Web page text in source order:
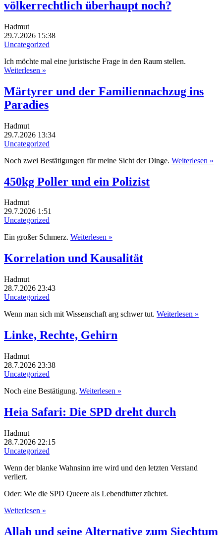
völkerrechtlich überhaupt noch?
Hadmut
29.7.2026 15:38
Uncategorized
Ich möchte mal eine juristische Frage in den Raum stellen.
Weiterlesen »
Märtyrer und der Familiennachzug ins
Paradies
Hadmut
29.7.2026 13:34
Uncategorized
Noch zwei Bestätigungen für meine Sicht der Dinge. Weiterlesen »
450kg Poller und ein Polizist
Hadmut
29.7.2026 1:51
Uncategorized
Ein großer Schmerz. Weiterlesen »
Korrelation und Kausalität
Hadmut
28.7.2026 23:43
Uncategorized
Wenn man sich mit Wissenschaft arg schwer tut. Weiterlesen »
Linke, Rechte, Gehirn
Hadmut
28.7.2026 23:38
Uncategorized
Noch eine Bestätigung. Weiterlesen »
Heia Safari: Die SPD dreht durch
Hadmut
28.7.2026 22:15
Uncategorized
Wenn der blanke Wahnsinn irre wird und den letzten Verstand
verliert.
Oder: Wie die SPD Queere als Lebendfutter züchtet.
Weiterlesen »
Allah und seine Alternative zum Siechtum